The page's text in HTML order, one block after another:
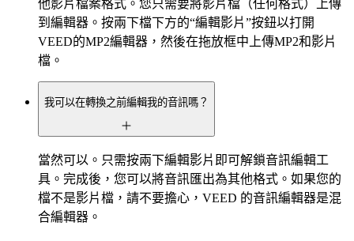
他影片檔案格式。您只需要將影片檔（任何格式）上傳
到編輯器。按兩下檔下方的“編輯影片”按鈕以打開
VEED的MP2編輯器，然後在拖放框中上傳MP2和影片
檔。
我可以在轉換之前編輯我的音訊嗎？
當然可以。只需按兩下編輯影片即可解鎖音訊編輯工
具。完成後，您可以將音訊匯出為其他格式。如果您的
檔不是影片檔，請不要擔心，VEED 的音訊編輯器是混
合編輯器。